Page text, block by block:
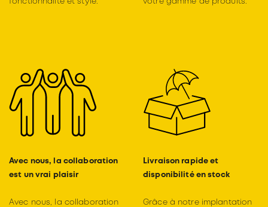
fonctionnalité et style. votre gamme de produits.
Avec nous, la collaboration
est un vrai plaisir
Avec nous, la collaboration
Livraison rapide et
disponibilité en stock
Grâce à notre implantation